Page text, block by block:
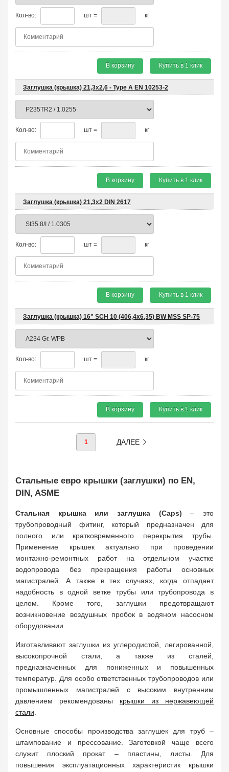
Кол-во: шт = кг
В корзину Купить в 1 клик
Заглушка (крышка) 21,3х2,6 - Type A EN 10253-2
Кол-во: шт = кг
В корзину Купить в 1 клик
Заглушка (крышка) 21,3х2 DIN 2617
Кол-во: шт = кг
В корзину Купить в 1 клик
Заглушка (крышка) 16" SCH 10 (406,4х6,35) BW MSS SP-75
Кол-во: шт = кг
В корзину Купить в 1 клик
1 ДАЛЕЕ
Стальные евро крышки (заглушки) по EN,
DIN, ASME
Стальная крышка или заглушка (Caps) – это
трубопроводный фитинг, который предназначен для
полного или кратковременного перекрытия трубы.
Применение крышек актуально при проведении
монтажно-ремонтных работ на отдельном участке
водопровода без прекращения работы основных
магистралей. А также в тех случаях, когда отпадает
надобность в одной ветке трубы или трубопровода в
целом. Кроме того, заглушки предотвращают
возникновение воздушных пробок в водяном насосном
оборудовании.
Изготавливают заглушки из углеродистой, легированной,
высокопрочной стали, а также из сталей,
предназначенных для пониженных и повышенных
температур. Для особо ответственных трубопроводов или
промышленных магистралей с высоким внутренним
давлением рекомендованы крышки из нержавеющей
стали
Основные способы производства заглушек для труб –
штампование и прессование. Заготовкой чаще всего
служит плоский прокат – пластины, листы. Для
повышения эксплуатационных характеристик крышки